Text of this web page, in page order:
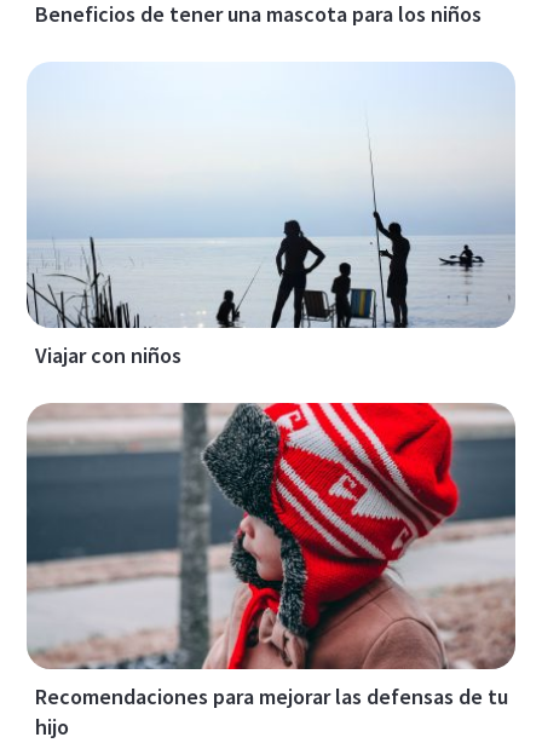
Beneficios de tener una mascota para los niños
Viajar con niños
Recomendaciones para mejorar las defensas de tu
hijo